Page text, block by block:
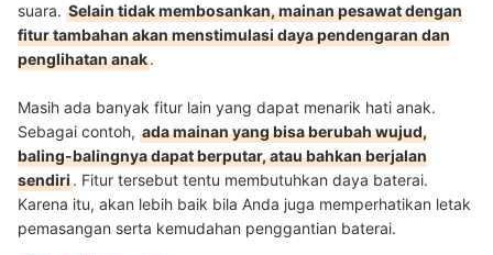
suara. Selain tidak membosankan, mainan pesawat dengan
fitur tambahan akan menstimulasi daya pendengaran dan
penglihatan anak.
Masih ada banyak fitur lain yang dapat menarik hati anak.
Sebagai contoh, ada mainan yang bisa berubah wujud,
baling-balingnya dapat berputar, atau bahkan berjalan
sendiri. Fitur tersebut tentu membutuhkan daya baterai.
Karena itu, akan lebih baik bila Anda juga memperhatikan letak
pemasangan serta kemudahan penggantian baterai.